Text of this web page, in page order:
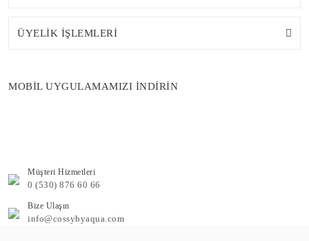
ÜYELİK İŞLEMLERİ
MOBİL UYGULAMAMIZI İNDİRİN
Müşteri Hizmetleri
0 (530) 876 60 66
Bize Ulaşın
info@cossybyaqua.com